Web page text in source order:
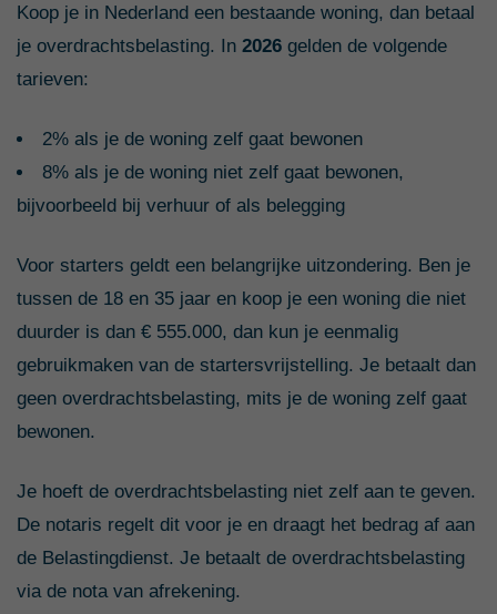
Koop je in Nederland een bestaande woning, dan betaal
je overdrachtsbelasting. In 2026 gelden de volgende
tarieven:
2% als je de woning zelf gaat bewonen
8% als je de woning niet zelf gaat bewonen,
bijvoorbeeld bij verhuur of als belegging
Voor starters geldt een belangrijke uitzondering. Ben je
tussen de 18 en 35 jaar en koop je een woning die niet
duurder is dan € 555.000, dan kun je eenmalig
gebruikmaken van de startersvrijstelling. Je betaalt dan
geen overdrachtsbelasting, mits je de woning zelf gaat
bewonen.
Je hoeft de overdrachtsbelasting niet zelf aan te geven.
De notaris regelt dit voor je en draagt het bedrag af aan
de Belastingdienst. Je betaalt de overdrachtsbelasting
via de nota van afrekening.